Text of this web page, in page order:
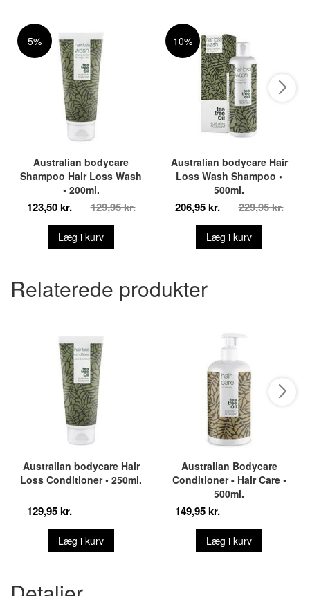
5%
Australian bodycare
Shampoo Hair Loss Wash
• 200ml.
123,50 kr. 129,95 kr.
Læg i kurv
10%
Australian bodycare Hair
Loss Wash Shampoo •
500ml.
206,95 kr. 229,95 kr.
Læg i kurv
Relaterede produkter
Australian bodycare Hair
Loss Conditioner • 250ml.
129,95 kr.
Læg i kurv
Australian Bodycare
Conditioner - Hair Care •
500ml.
149,95 kr.
Læg i kurv